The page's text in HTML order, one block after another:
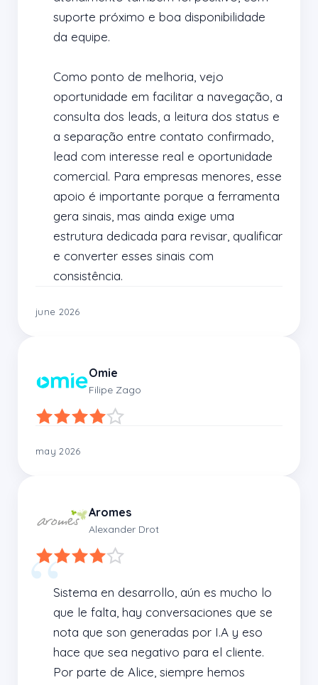
suporte próximo e boa disponibilidade
da equipe.
Como ponto de melhoria, vejo
oportunidade em facilitar a navegação, a
consulta dos leads, a leitura dos status e
a separação entre contato confirmado,
lead com interesse real e oportunidade
comercial. Para empresas menores, esse
apoio é importante porque a ferramenta
gera sinais, mas ainda exige uma
estrutura dedicada para revisar, qualificar
e converter esses sinais com
consistência.
june 2026
Omie
Filipe Zago
may 2026
Aromes
Alexander Drot
Sistema en desarrollo, aún es mucho lo
que le falta, hay conversaciones que se
nota que son generadas por I.A y eso
hace que sea negativo para el cliente.
Por parte de Alice, siempre hemos